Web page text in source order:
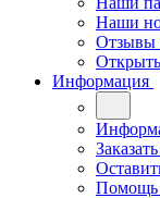
Наши
Отзывы
Информация
Помощь